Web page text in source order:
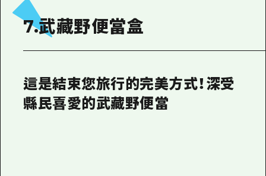
7.武藏野便當盒
這是結束您旅行的完美方式！深受
縣民喜愛的武藏野便當